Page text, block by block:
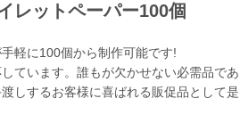
レットペーパー100個
軽に100個から制作可能です!
ています。誰もが欠かせない必需品であ
しするお客様に喜ばれる販促品として是